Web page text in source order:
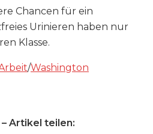
Chancen für ein
Urinieren haben nur
Klasse.
/Washington
Artikel teilen: